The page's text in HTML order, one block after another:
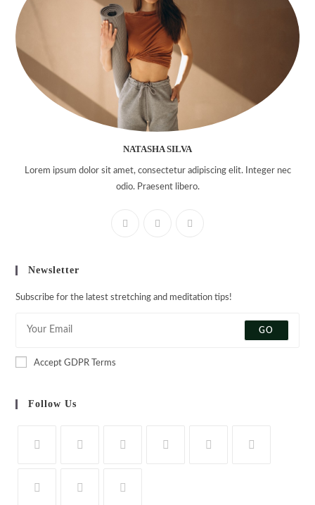
NATASHA SILVA
Lorem ipsum dolor sit amet, consectetur adipiscing elit. Integer nec
odio. Praesent libero.
Newsletter
Subscribe for the latest stretching and meditation tips!
GO
Accept GDPR Terms
Follow Us